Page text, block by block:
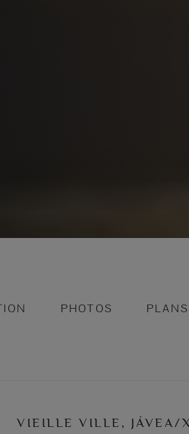
PHOTOS PLANS
VIEILLE VILLE, JÁVEA/